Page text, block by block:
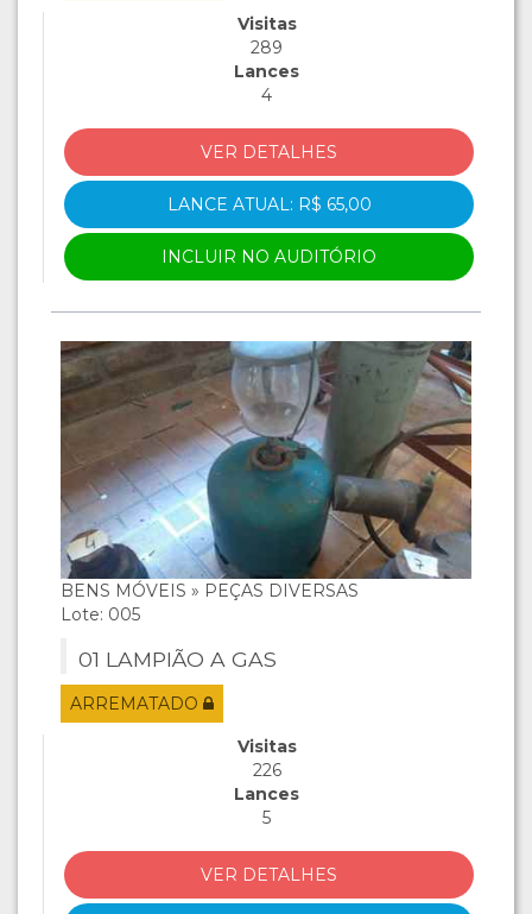
Visitas
289
Lances
4
VER DETALHES
LANCE ATUAL: R$ 65,00
INCLUIR NO AUDITÓRIO
BENS MÓVEIS » PEÇAS DIVERSAS
Lote: 005
01 LAMPIÃO A GAS
ARREMATADO
Visitas
226
Lances
5
VER DETALHES